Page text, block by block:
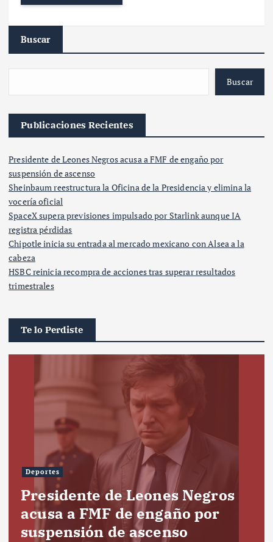
Buscar
Buscar
Publicaciones Recientes
Presidente de Leones Negros acusa a FMF de engaño por
suspensión de ascenso
Sheinbaum reestructura la Oficina de la Presidencia y elimina la
vocería oficial
SpaceX supera previsiones impulsado por Starlink aunque IA
registra pérdidas
Chipotle inicia su entrada al mercado mexicano con Alsea a la
cabeza
HSBC reinicia recompra de acciones tras superar resultados
trimestrales
Te lo Perdiste
Deportes
Presidente de Leones Negros
acusa a FMF de engaño por
suspensión de ascenso